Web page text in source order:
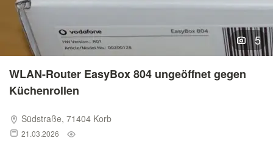
5
WLAN-Router EasyBox 804 ungeöffnet gegen
Küchenrollen
Südstraße, 71404 Korb
21.03.2026